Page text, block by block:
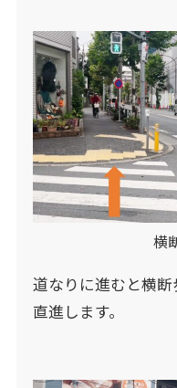
横
道なりに進むと横
直進します。